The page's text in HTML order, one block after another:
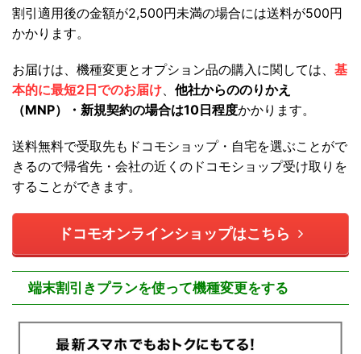
割引適用後の金額が2,500円未満の場合には送料が500円
かかります。
お届けは、機種変更とオプション品の購入に関しては、 基
本的に最短2日でのお届け
他社からののりかえ
（MNP）・新規契約の場合は10日程度かかります。
送料無料で受取先もドコモショップ・自宅を選ぶことがで
きるので帰省先・会社の近くのドコモショップ受け取りを
することができます。
ドコモオンラインショップはこちら
端末割引きプランを使って機種変更をする